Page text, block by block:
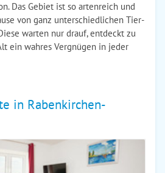
Das Gebiet ist so artenreich und
von ganz unterschiedlichen Tier-
warten nur drauf, entdeckt zu
ein wahres Vergnügen in jeder
in Rabenkirchen-